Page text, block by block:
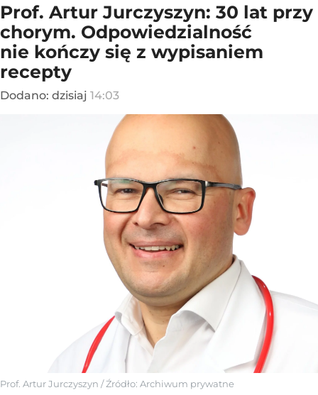
Prof. Artur Jurczyszyn: 30 lat przy
chorym. Odpowiedzialność
nie kończy się z wypisaniem
recepty
Dodano: dzisiaj 14:03
Prof. Artur Jurczyszyn / Źródło: Archiwum prywatne